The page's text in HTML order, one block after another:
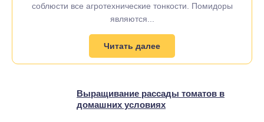
соблюсти все агротехнические тонкости. Помидоры
являются...
Читать далее
Выращивание рассады томатов в
домашних условиях